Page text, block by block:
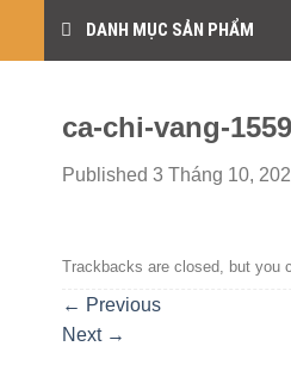
DANH MỤC SẢN PHẨM
ca-chi-vang-
Published 3 Tháng 10,
Trackbacks are closed, but you
← Previous
Next →